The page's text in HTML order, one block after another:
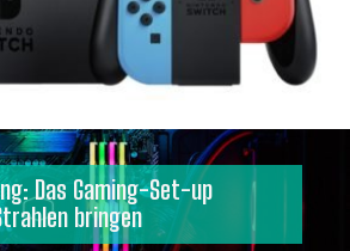
Das Gaming-Set-up
bringen